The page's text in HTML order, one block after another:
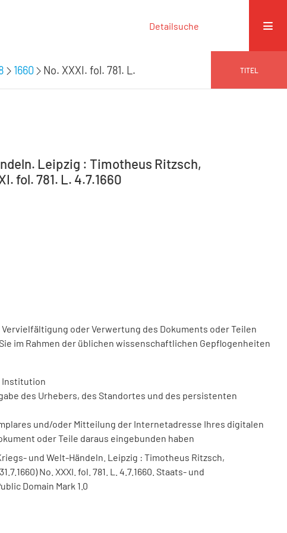
Detailsuche
1660 No. XXXI. fol. 781. L. TITEL
Leipzig : Timotheus Ritzsch,
fol. 781. L. 4.7.1660
oder Verwertung des Dokuments oder Teilen
im Rahmen der üblichen wissenschaftlichen Gepflogenheiten
Institution
des Urhebers, des Standortes und des persistenten
und/oder Mitteilung der Internetadresse Ihres digitalen
oder Teile daraus eingebunden haben
und Welt-Händeln. Leipzig : Timotheus Ritzsch,
No. XXXI. fol. 781. L. 4.7.1660. Staats- und
Domain Mark 1.0